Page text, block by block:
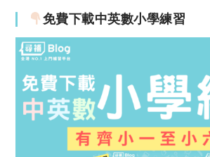
免費下載中英數小學練習